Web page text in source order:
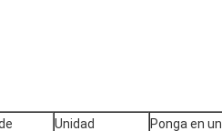
Unidad
Ponga en un